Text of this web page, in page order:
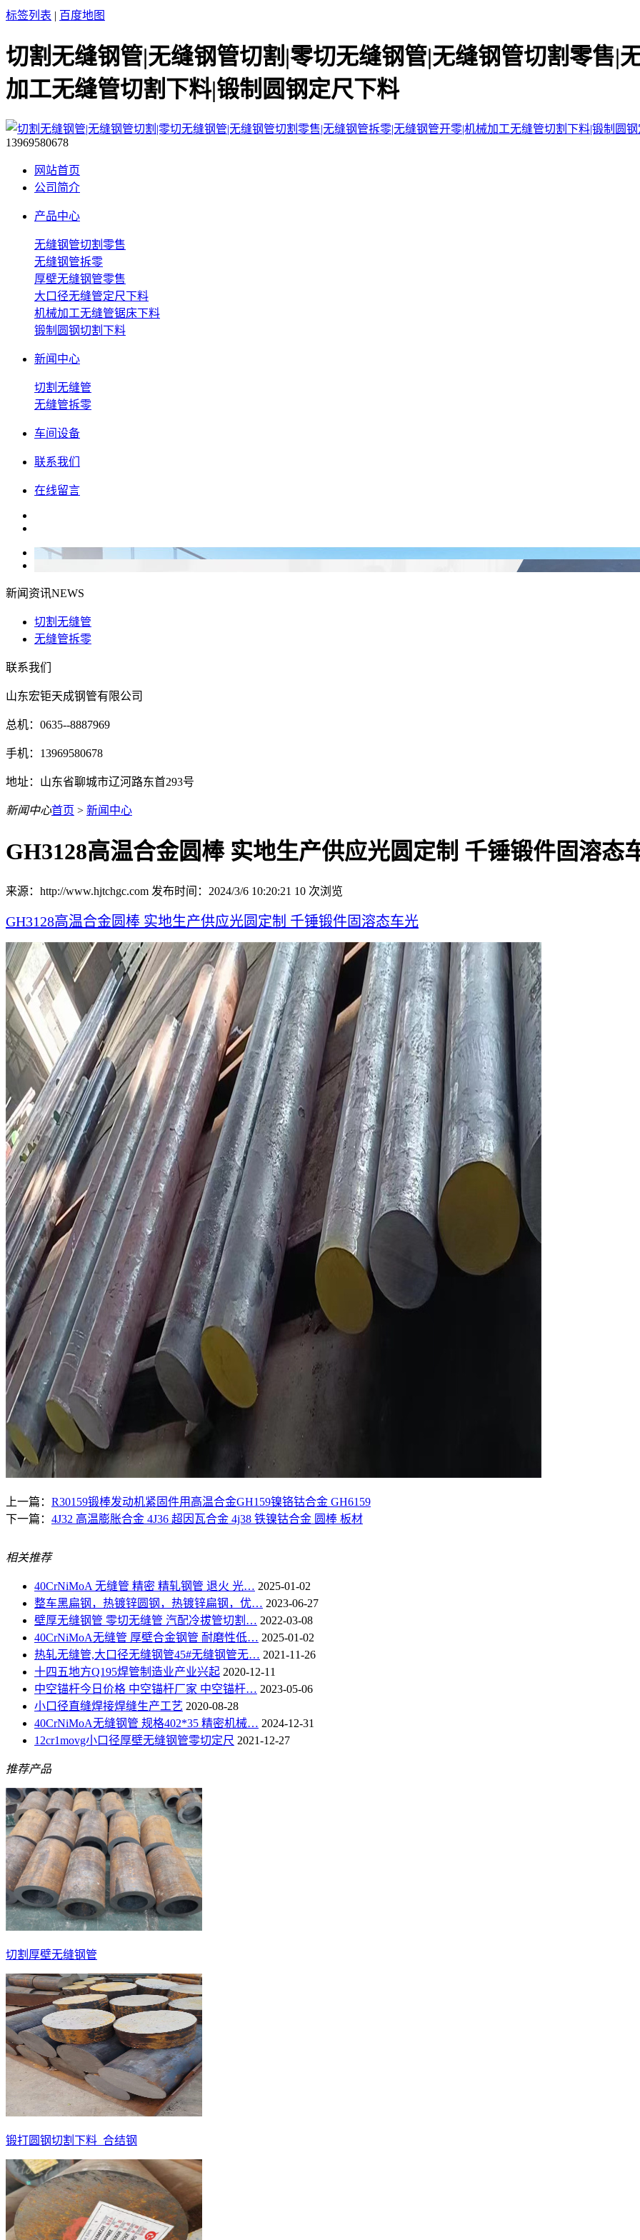
标签列表 | 百度地图
切割无缝钢管|无缝钢管切割|零切无缝钢管|无缝钢管切割零售|
加工无缝管切割下料|锻制圆钢定尺下料
13969580678
网站首页
公司简介
产品中心
无缝钢管切割零售
无缝钢管拆零
厚壁无缝钢管零售
大口径无缝管定尺下料
机械加工无缝管锯床下料
锻制圆钢切割下料
新闻中心
切割无缝管
无缝管拆零
车间设备
联系我们
在线留言
新闻资讯NEWS
切割无缝管
无缝管拆零
联系我们
山东宏钜天成钢管有限公司
总机：0635--8887969
手机：13969580678
地址：山东省聊城市辽河路东首293号
新闻中心首页 > 新闻中心
GH3128高温合金圆棒 实地生产供应光圆定制 千锤锻件固溶态
来源：http://www.hjtchgc.com 发布时间：2024/3/6 10:20:21 10 次浏览
GH3128高温合金圆棒 实地生产供应光圆定制 千锤锻件固溶态车光
上一篇： R30159锻棒发动机紧固件用高温合金GH159镍铬钴合金 GH6159
下一篇： 4J32 高温膨胀合金 4J36 超因瓦合金 4j38 铁镍钴合金 圆棒 板材
相关推荐
40CrNiMoA 无缝管 精密 精轧钢管 退火 光… 2025-01-02
整车黑扁钢，热镀锌圆钢，热镀锌扁钢，优… 2023-06-27
壁厚无缝钢管 零切无缝管 汽配冷拔管切割… 2022-03-08
40CrNiMoA无缝管 厚壁合金钢管 耐磨性低… 2025-01-02
热轧无缝管,大口径无缝钢管45#无缝钢管无… 2021-11-26
十四五地方Q195焊管制造业产业兴起 2020-12-11
中空锚杆今日价格 中空锚杆厂家 中空锚杆… 2023-05-06
小口径直缝焊接焊缝生产工艺 2020-08-28
40CrNiMoA无缝钢管 规格402*35 精密机械… 2024-12-31
12cr1movg小口径厚壁无缝钢管零切定尺 2021-12-27
推荐产品
切割厚壁无缝钢管
锻打圆钢切割下料_合结钢